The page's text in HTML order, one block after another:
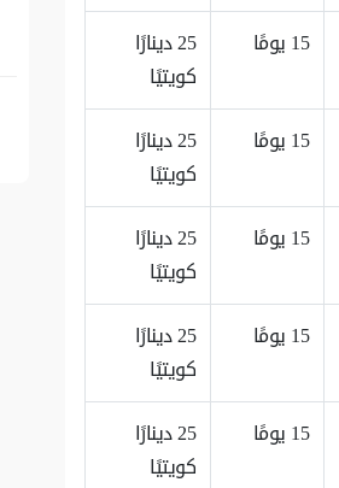
15 يومًا
25 دينارًا
كويتيًا
15 يومًا
25 دينارًا
كويتيًا
15 يومًا
25 دينارًا
كويتيًا
15 يومًا
25 دينارًا
كويتيًا
15 يومًا
25 دينارًا
كويتيًا